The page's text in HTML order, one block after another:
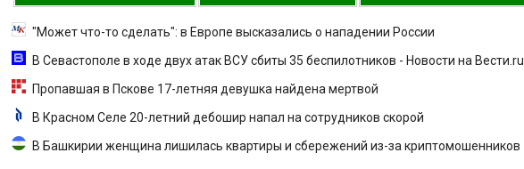
"Может что-то сделать": в Европе высказались о нападении России
В Севастополе в ходе двух атак ВСУ сбиты 35 беспилотников - Новости на Вести.ru
Пропавшая в Пскове 17-летняя девушка найдена мертвой
В Красном Селе 20-летний дебошир напал на сотрудников скорой
В Башкирии женщина лишилась квартиры и сбережений из-за криптомошенников